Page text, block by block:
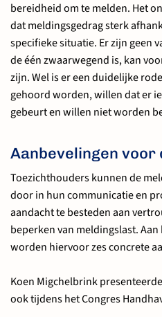
bereidheid om te melden. Het
dat meldingsgedrag sterk
specifieke situatie. Er zijn geen
de één zwaarwegend is, kan
zijn. Wel is er een duidelijke
gehoord worden, willen dat er
gebeurt en willen niet worden
Aanbevelingen voor
Toezichthouders kunnen de
door in hun communicatie en
aandacht te besteden aan
beperken van meldingslast.
worden hiervoor zes concrete
Koen Migchelbrink
ook tijdens het Congres